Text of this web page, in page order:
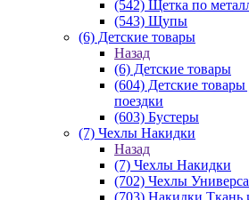
(542) Щетка по
(543) Щупы
(6) Детские товары
Назад
(6) Детские товары
(604) Детские
поездки
(603) Бустеры
(7) Чехлы Накидки
Назад
(7) Чехлы Накидки
(702) Чехлы
(703) Накидки Ткань